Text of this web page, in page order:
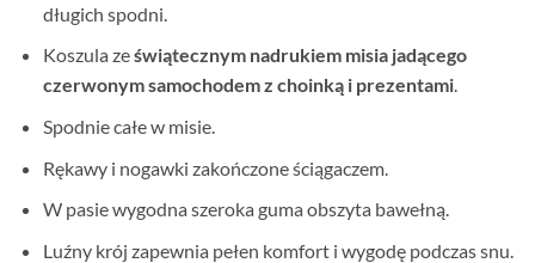
długich spodni.
Koszula zeświątecznym nadrukiem misia jadącego
czerwonym samochodem z choinką i prezentami.
Spodnie całe w misie.
Rękawy i nogawki zakończone ściągaczem.
W pasie wygodna szeroka guma obszyta bawełną.
Luźny krój zapewnia pełen komfort i wygodę podczas snu.